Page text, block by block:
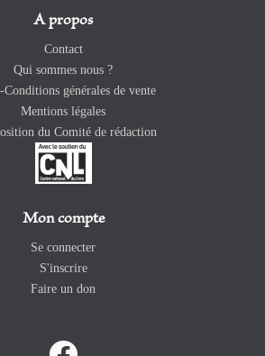
A propos
Contact
Qui sommes nous ?
générales de vente
Mentions légales
du Comité de rédaction
Mon compte
Se connecter
S'inscrire
Faire un don